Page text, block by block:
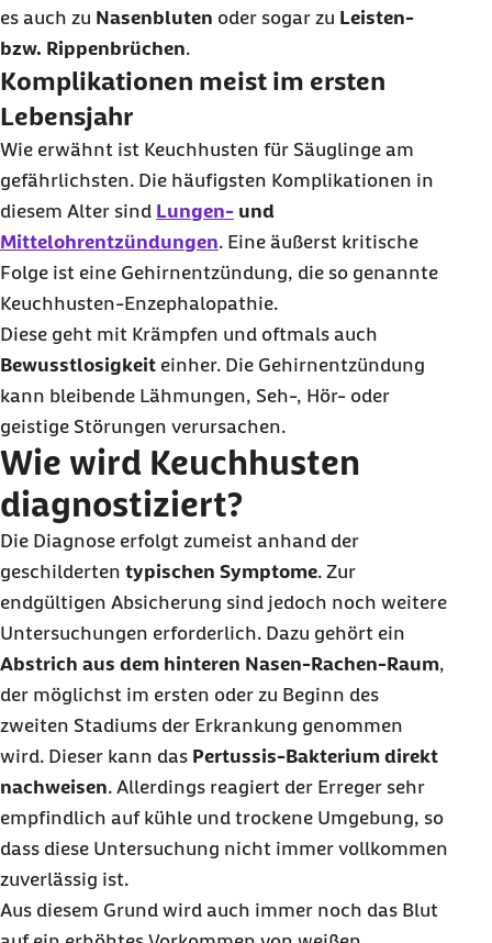
es auch zu Nasenbluten oder sogar zu Leisten-
bzw. Rippenbrüchen.
Komplikationen meist im ersten
Lebensjahr
Wie erwähnt ist Keuchhusten für Säuglinge am
gefährlichsten. Die häufigsten Komplikationen in
diesem Alter sind Lungen- und
Mittelohrentzündungen. Eine äußerst kritische
Folge ist eine Gehirnentzündung, die so genannte
Keuchhusten-Enzephalopathie.
Diese geht mit Krämpfen und oftmals auch
Bewusstlosigkeit einher. Die Gehirnentzündung
kann bleibende Lähmungen, Seh-, Hör- oder
geistige Störungen verursachen.
Wie wird Keuchhusten
diagnostiziert?
Die Diagnose erfolgt zumeist anhand der
geschilderten typischen Symptome. Zur
endgültigen Absicherung sind jedoch noch weitere
Untersuchungen erforderlich. Dazu gehört ein
Abstrich aus dem hinteren Nasen-Rachen-Raum,
der möglichst im ersten oder zu Beginn des
zweiten Stadiums der Erkrankung genommen
wird. Dieser kann das Pertussis-Bakterium direkt
nachweisen. Allerdings reagiert der Erreger sehr
empfindlich auf kühle und trockene Umgebung, so
dass diese Untersuchung nicht immer vollkommen
zuverlässig ist.
Aus diesem Grund wird auch immer noch das Blut